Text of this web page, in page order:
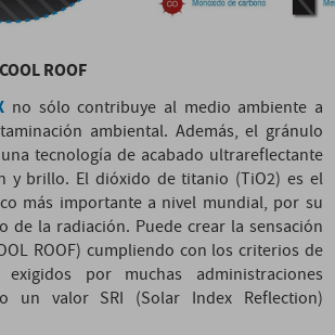
ROOF
no sólo contribuye al medio ambiente a
ambiental. Además, el gránulo
tecnología de acabado ultrareflectante
y brillo. El dióxido de titanio (TiO2) es el
más importante a nivel mundial, por su
de la radiación. Puede crear la sensación
ROOF) cumpliendo con los criterios de
exigidos por muchas administraciones
un valor SRI (Solar Index Reflection)